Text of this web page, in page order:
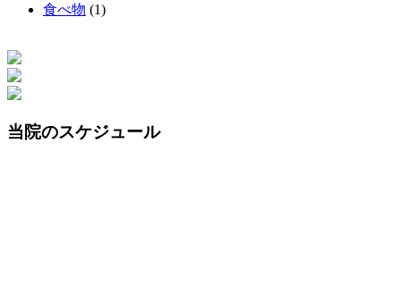
食べ物 (1)
当院のスケジュール